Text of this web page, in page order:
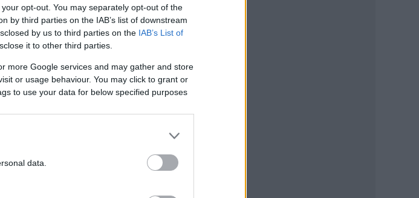
opt-out. You may separately opt-out of the
by third parties on the IAB’s list of downstream
by us to third parties on the IAB’s List of
it to other third parties.
more Google services and may gather and store
or usage behaviour. You may click to grant or
to use your data for below specified purposes
data.